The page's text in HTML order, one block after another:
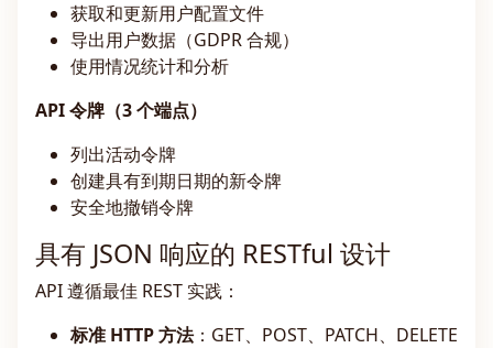
获取和更新用户配置文件
导出用户数据（GDPR 合规）
使用情况统计和分析
API 令牌（3 个端点）
列出活动令牌
创建具有到期日期的新令牌
安全地撤销令牌
具有 JSON 响应的 RESTful 设计
API 遵循最佳 REST 实践：
标准 HTTP 方法：GET、POST、PATCH、DELETE